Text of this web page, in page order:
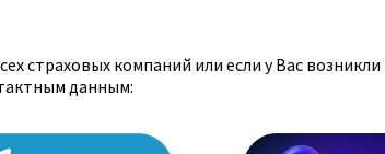
страховых компаний или если у Вас
данным: